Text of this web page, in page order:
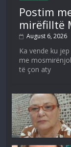
Postim
mirëfilltë
August 6, 2026
Ka vende ku
me
të çon aty